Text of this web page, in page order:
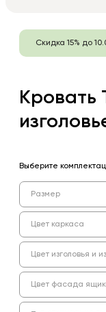
Скидка 15% до
Кровать
Выберите
Размер
Цвет каркаса
Цвет изголовья и
Цвет фасада